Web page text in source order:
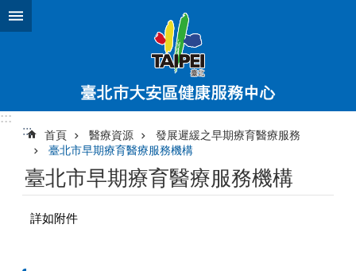
跳到主要內容區塊
:::
:::
首頁 醫療資源
發展遲緩之早期療育醫療服務
臺北市早期療育醫療服務機構
臺北市早期療育醫療服務機構
詳如附件